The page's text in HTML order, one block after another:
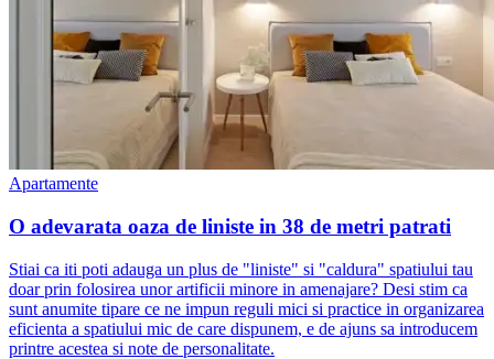
Apartamente
O adevarata oaza de liniste in 38 de metri patrati
Stiai ca iti poti adauga un plus de "liniste" si "caldura" spatiului tau
doar prin folosirea unor artificii minore in amenajare? Desi stim ca
sunt anumite tipare ce ne impun reguli mici si practice in organizarea
eficienta a spatiului mic de care dispunem, e de ajuns sa introducem
printre acestea si note de personalitate.